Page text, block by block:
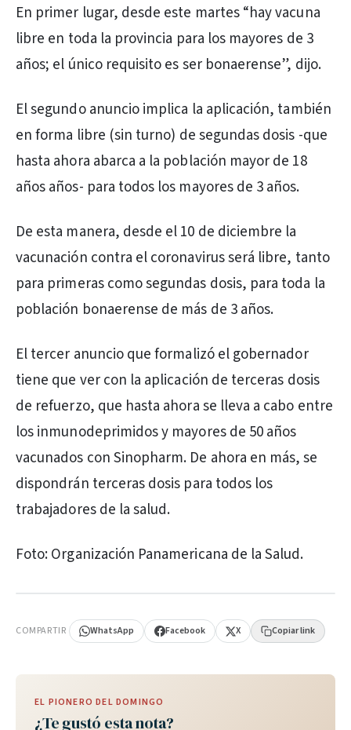
En primer lugar, desde este martes “hay vacuna
libre en toda la provincia para los mayores de 3
años; el único requisito es ser bonaerense”, dijo.
El segundo anuncio implica la aplicación, también
en forma libre (sin turno) de segundas dosis -que
hasta ahora abarca a la población mayor de 18
años años- para todos los mayores de 3 años.
De esta manera, desde el 10 de diciembre la
vacunación contra el coronavirus será libre, tanto
para primeras como segundas dosis, para toda la
población bonaerense de más de 3 años.
El tercer anuncio que formalizó el gobernador
tiene que ver con la aplicación de terceras dosis
de refuerzo, que hasta ahora se lleva a cabo entre
los inmunodeprimidos y mayores de 50 años
vacunados con Sinopharm. De ahora en más, se
dispondrán terceras dosis para todos los
trabajadores de la salud.
Foto: Organización Panamericana de la Salud.
COMPARTIR WhatsApp Facebook X Copiar link
EL PIONERO DEL DOMINGO
¿Te gustó esta nota?